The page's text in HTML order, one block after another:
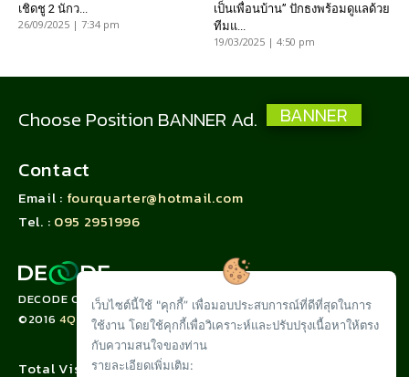
เชิดชู 2 นักว...
26/09/2025 | 7:34 pm
เป็นเพื่อนบ้าน” ปักธงพร้อมดูแลด้วย
ทีมแ...
19/03/2025 | 4:50 pm
Choose Position BANNER Ad. BANNER
Contact
Email : fourquarter@hotmail.com
Tel. : 095 2951996
DECODE CORPORATION LIMITED
©20164QUARTER.CO
Total Visit :
เว็บไซต์นี้ใช้ "คุกกี้” เพื่อมอบประสบการณ์ที่ดีที่สุดในการ
ใช้งาน โดยใช้คุกกี้เพื่อวิเคราะห์และปรับปรุงเนื้อหาให้ตรง
กับความสนใจของท่าน
รายละเอียดเพิ่มเติม: